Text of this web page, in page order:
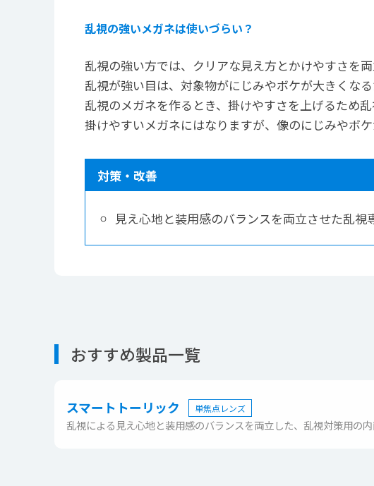
乱視の強いメガネは使いづらい？
乱視の強い方では、クリアな見え方とかけやすさを
乱視が強い目は、対象物がにじみやボケが大きくな
乱視のメガネを作るとき、掛けやすさを上げるため
掛けやすいメガネにはなりますが、像のにじみやボ
対策・改善
見え心地と装用感のバランスを両立させた乱視
おすすめ製品一覧
スマートトーリック 単焦点レンズ
乱視による見え心地と装用感のバランスを両立した、乱視対策用の